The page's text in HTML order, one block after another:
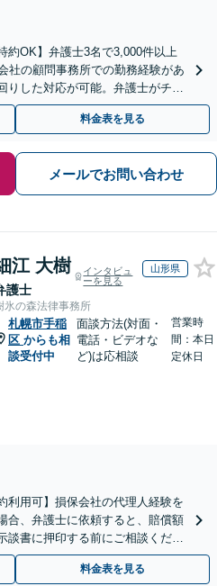
約OK】弁護士3名で3,000件以上
社の顧問事務所での勤務経験があ
りした対応が可能。弁護士がチー
障害等に対応。
料金表を見る
メールでお問い合わせ
江 大樹
護士
インタビュ
ーを見る
山形県
氷の森法律事務所
札幌市手稲
区 からも相
談受付中
面談方法(対面・
電話・ビデオな
ど)は応相談
営業時
間：本日
定休日
利用可】損保会社の代理人経験を
合、弁護士に依頼すると、賠償額
談書に押印する前にご相談くださ
駐車場あり】
料金表を見る